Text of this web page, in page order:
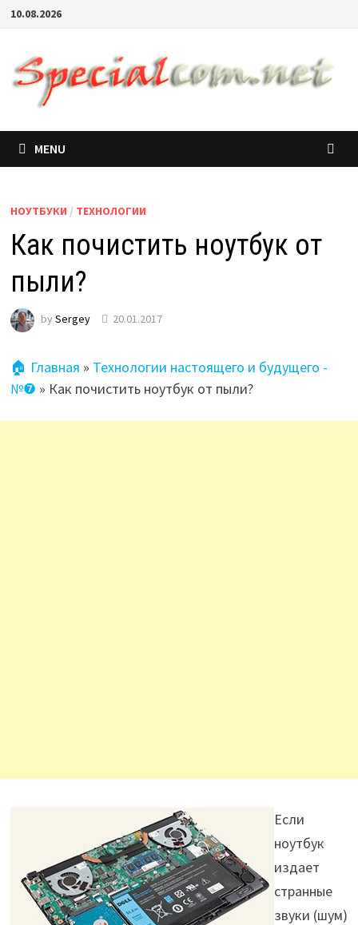
10.08.2026
MENU
НОУТБУКИ / ТЕХНОЛОГИИ
Как почистить ноутбук от
пыли?
by Sergey 20.01.2017
🏠 Главная » Технологии настоящего и будущего -
№❼ » Как почистить ноутбук от пыли?
Если
ноутбук
издает
странные
звуки (шум)